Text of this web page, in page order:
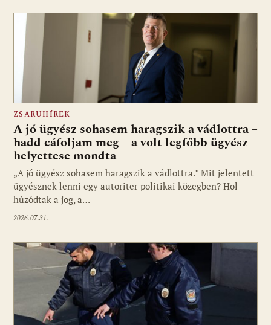
ZSARUHÍREK
A jó ügyész sohasem haragszik a vádlottra –
hadd cáfoljam meg – a volt legfőbb ügyész
helyettese mondta
„A jó ügyész sohasem haragszik a vádlottra.” Mit jelentett
ügyésznek lenni egy autoriter politikai közegben? Hol
húzódtak a jog, a…
2026.07.31.